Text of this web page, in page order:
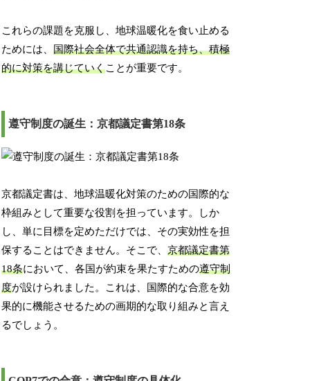
これらの課題を克服し、地球温暖化を食い止める
ためには、国際社会全体で共通認識を持ち、積極
的に対策を講じていくことが重要です。
遵守制度の誕生：京都議定書第18条
京都議定書は、地球温暖化対策のための国際的な
枠組みとして重要な役割を担っています。しか
し、単に目標を定めただけでは、その実効性を担
保することはできません。そこで、京都議定書第
18条において、各国が約束を果たすための遵守制
度が設けられました。これは、国際的な合意を効
果的に機能させるための画期的な取り組みと言え
るでしょう。